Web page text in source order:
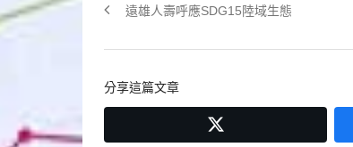
覽
Previous
遠雄人壽呼應SDG15陸域生態
分享這篇文章